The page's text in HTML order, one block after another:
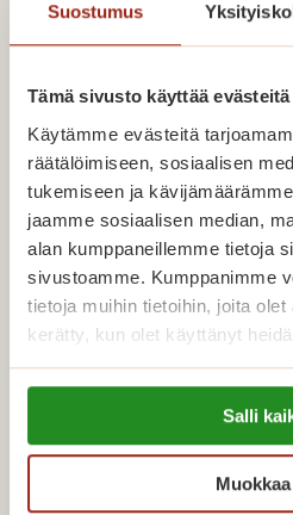
Suostumus
Tämä sivusto käyttää evästeitä
Käytämme evästeitä
räätälöimiseen, sosiaalisen
tukemiseen ja
jaamme sosiaalisen median,
alan kumppaneillemme tietoja
sivustoamme. Kumppanimme
tietoja muihin tietoihin, joita
kerätty, kun olet käyttänyt
Lue lisää evästeistä:
https://sagacare.fi/evasteet/
Salli
Muokkaa
kustannuksista 41,5
Asumiskulu: 883,00 €/kk
yhteistilat)
+ vesimaksu 26 €/kk,
mukaan
Tutustu Saga
Täytä sähköinen
Saga Kaskenpuisto,